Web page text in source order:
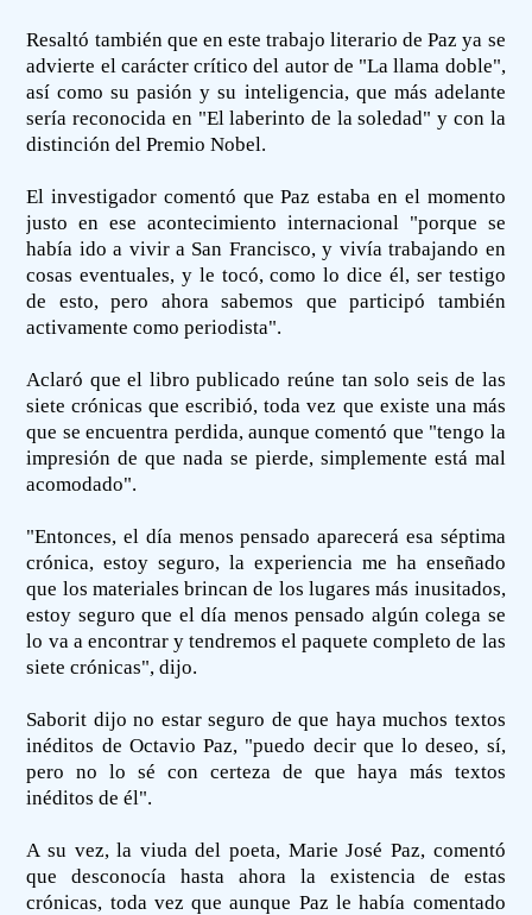
Resaltó también que en este trabajo literario de Paz ya se
advierte el carácter crítico del autor de "La llama doble",
así como su pasión y su inteligencia, que más adelante
sería reconocida en "El laberinto de la soledad" y con la
distinción del Premio Nobel.
El investigador comentó que Paz estaba en el momento
justo en ese acontecimiento internacional "porque se
había ido a vivir a San Francisco, y vivía trabajando en
cosas eventuales, y le tocó, como lo dice él, ser testigo
de esto, pero ahora sabemos que participó también
activamente como periodista".
Aclaró que el libro publicado reúne tan solo seis de las
siete crónicas que escribió, toda vez que existe una más
que se encuentra perdida, aunque comentó que "tengo la
impresión de que nada se pierde, simplemente está mal
acomodado".
"Entonces, el día menos pensado aparecerá esa séptima
crónica, estoy seguro, la experiencia me ha enseñado
que los materiales brincan de los lugares más inusitados,
estoy seguro que el día menos pensado algún colega se
lo va a encontrar y tendremos el paquete completo de las
siete crónicas", dijo.
Saborit dijo no estar seguro de que haya muchos textos
inéditos de Octavio Paz, "puedo decir que lo deseo, sí,
pero no lo sé con certeza de que haya más textos
inéditos de él".
A su vez, la viuda del poeta, Marie José Paz, comentó
que desconocía hasta ahora la existencia de estas
crónicas, toda vez que aunque Paz le había comentado